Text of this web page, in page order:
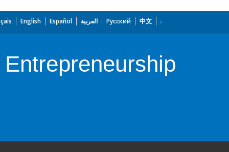
English Español العربية Русский 中文